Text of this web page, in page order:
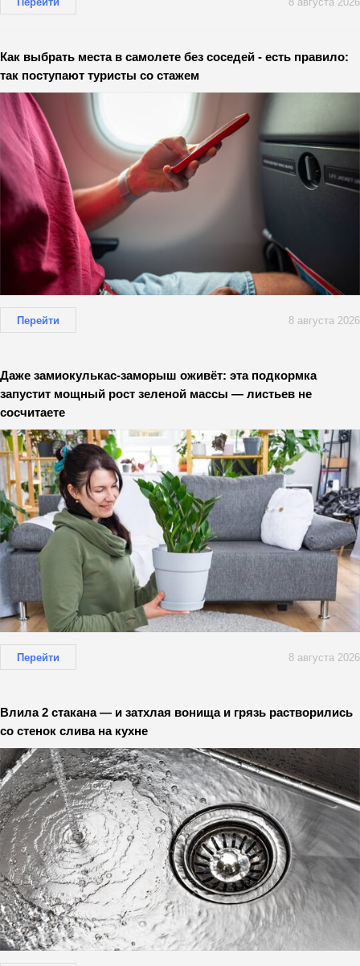
Как выбрать места в самолете без соседей - есть правило:
так поступают туристы со стажем
Перейти 8 августа 2026
Даже замиокулькас-заморыш оживёт: эта подкормка
запустит мощный рост зеленой массы — листьев не
сосчитаете
Перейти 8 августа 2026
Влила 2 стакана — и затхлая вонища и грязь растворились
со стенок слива на кухне